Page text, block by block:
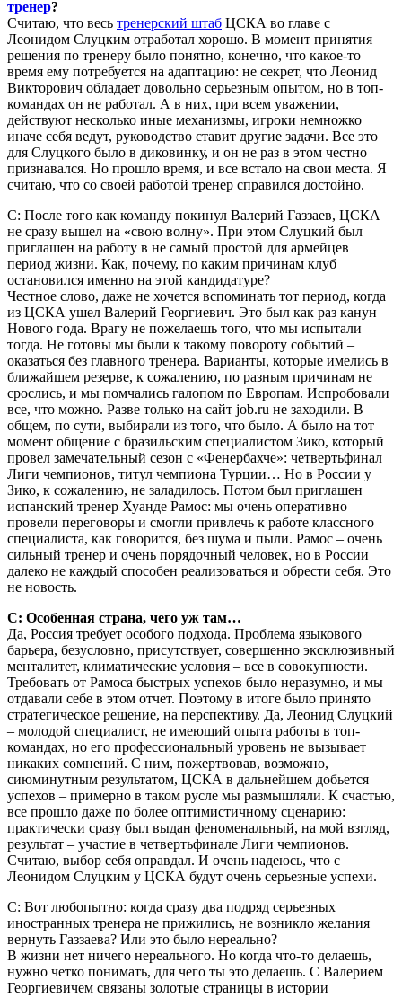
тренер?
Считаю, что весь тренерский штаб ЦСКА во главе с
Леонидом Слуцким отработал хорошо. В момент принятия
решения по тренеру было понятно, конечно, что какое-то
время ему потребуется на адаптацию: не секрет, что Леонид
Викторович обладает довольно серьезным опытом, но в топ-
командах он не работал. А в них, при всем уважении,
действуют несколько иные механизмы, игроки немножко
иначе себя ведут, руководство ставит другие задачи. Все это
для Слуцкого было в диковинку, и он не раз в этом честно
признавался. Но прошло время, и все встало на свои места. Я
считаю, что со своей работой тренер справился достойно.
С: После того как команду покинул Валерий Газзаев, ЦСКА
не сразу вышел на «свою волну». При этом Слуцкий был
приглашен на работу в не самый простой для армейцев
период жизни. Как, почему, по каким причинам клуб
остановился именно на этой кандидатуре?
Честное слово, даже не хочется вспоминать тот период, когда
из ЦСКА ушел Валерий Георгиевич. Это был как раз канун
Нового года. Врагу не пожелаешь того, что мы испытали
тогда. Не готовы мы были к такому повороту событий –
оказаться без главного тренера. Варианты, которые имелись в
ближайшем резерве, к сожалению, по разным причинам не
срослись, и мы помчались галопом по Европам. Испробовали
все, что можно. Разве только на сайт job.ru не заходили. В
общем, по сути, выбирали из того, что было. А было на тот
момент общение с бразильским специалистом Зико, который
провел замечательный сезон с «Фенербахче»: четвертьфинал
Лиги чемпионов, титул чемпиона Турции… Но в России у
Зико, к сожалению, не заладилось. Потом был приглашен
испанский тренер Хуанде Рамос: мы очень оперативно
провели переговоры и смогли привлечь к работе классного
специалиста, как говорится, без шума и пыли. Рамос – очень
сильный тренер и очень порядочный человек, но в России
далеко не каждый способен реализоваться и обрести себя. Это
не новость.
С: Особенная страна, чего уж там…
Да, Россия требует особого подхода. Проблема языкового
барьера, безусловно, присутствует, совершенно эксклюзивный
менталитет, климатические условия – все в совокупности.
Требовать от Рамоса быстрых успехов было неразумно, и мы
отдавали себе в этом отчет. Поэтому в итоге было принято
стратегическое решение, на перспективу. Да, Леонид Слуцкий
– молодой специалист, не имеющий опыта работы в топ-
командах, но его профессиональный уровень не вызывает
никаких сомнений. С ним, пожертвовав, возможно,
сиюминутным результатом, ЦСКА в дальнейшем добьется
успехов – примерно в таком русле мы размышляли. К счастью,
все прошло даже по более оптимистичному сценарию:
практически сразу был выдан феноменальный, на мой взгляд,
результат – участие в четвертьфинале Лиги чемпионов.
Считаю, выбор себя оправдал. И очень надеюсь, что с
Леонидом Слуцким у ЦСКА будут очень серьезные успехи.
С: Вот любопытно: когда сразу два подряд серьезных
иностранных тренера не прижились, не возникло желания
вернуть Газзаева? Или это было нереально?
В жизни нет ничего нереального. Но когда что-то делаешь,
нужно четко понимать, для чего ты это делаешь. С Валерием
Георгиевичем связаны золотые страницы в истории